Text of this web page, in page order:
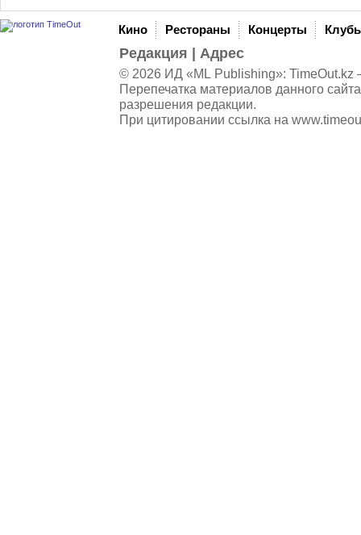
Кино Рестораны Концерты
Редакция Адрес
© 2026 ИД «ML Publishing»: TimeOut.kz
Перепечатка материалов данного
разрешения редакции.
При цитировании ссылка на